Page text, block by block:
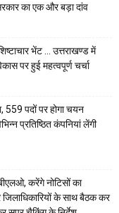
का एक और बड़ा दांव
भेंट … उत्तराखण्ड में
पर हुई महत्वपूर्ण चर्चा
559 पदों पर होगा चयन
प्रतिष्ठित कंपनियां लेंगी
करेंगे नोटिसों का
के साथ बैठक कर